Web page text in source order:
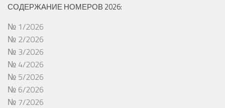
СОДЕРЖАНИЕ НОМЕРОВ 2026:
№ 1/2026
№ 2/2026
№ 3/2026
№ 4/2026
№ 5/2026
№ 6/2026
№ 7/2026